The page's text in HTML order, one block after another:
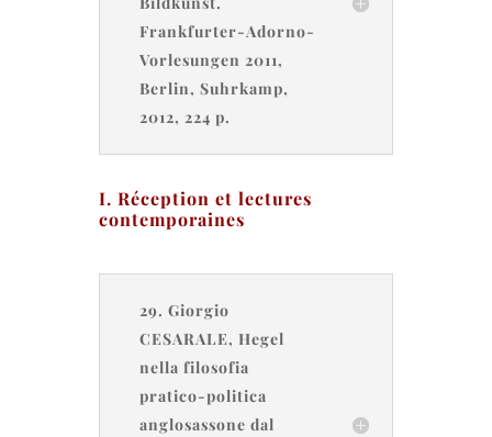
Frankfurter-Adorno-
Vorlesungen 2011,
Berlin, Suhrkamp,
2012, 224 p.
I. Réception et lectures
contemporaines
29. Giorgio
CESARALE, Hegel
nella filosofia
pratico-politica
anglosassone dal